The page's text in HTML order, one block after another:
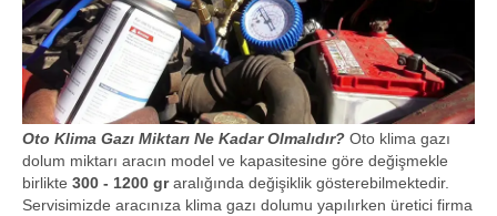
Oto Klima Gazı Miktarı Ne Kadar Olmalıdır? Oto klima gazı
dolum miktarı aracın model ve kapasitesine göre değişmekle
birlikte 300 - 1200 graralığında değişiklik gösterebilmektedir.
Servisimizde aracınıza klima gazı dolumu yapılırken üretici firma